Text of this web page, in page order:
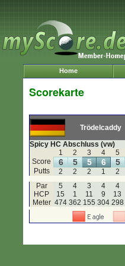
Home
Scorekarte
Trödelcaddy
Spicy HC Abschluss (vw)
1
2 3 4 5
Score
6 5 5 6 5
Putts 2 2 2 1 2
Par
5 4 3 4 4
HCP
15 1 11 9 13
Meter 474 362 155 304 298